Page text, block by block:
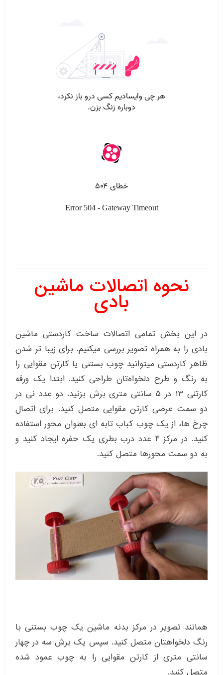
نحوه اتصالات ماشین
بادی
در این بخش تمامی اتصالات ساخت کاردستی ماشین
بادی را به همراه تصویر بررسی میکنیم. برای زیبا تر شدن
ظاهر کاردستی میتوانید چوب بستنی یا کارتن مقوایی را
به رنگ و طرح دلخواه‌تان طراحی کنید. ابتدا یک ورقه
کارتنی ۱۳ در ۵ سانتی متری برش بزنید. دو عدد نی در
دو سمت عرضی کارتن مقوایی متصل کنید. برای اتصال
چرخ ها، از یک چوب کباب تابه ای بعنوان محور استفاده
کنید. در مرکز ۴ عدد درب بطری یک حفره ایجاد کنید و
به دو سمت محورها متصل کنید.
همانند تصویر در مرکز بدنه ماشین یک چوب بستنی با
رنگ دلخواهتان متصل کنید. سپس یک برش سه در چهار
سانتی متری از کارتن مقوایی را به چوب عمود شده
متصل کنید.